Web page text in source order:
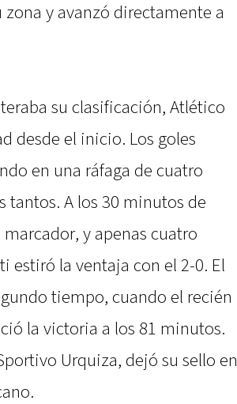
y avanzó directamente a
su clasificación, Atlético
desde el inicio. Los goles
en una ráfaga de cuatro
A los 30 minutos de
y apenas cuatro
estiró la ventaja con el 2-0. El
tiempo, cuando el recién
la victoria a los 81 minutos.
Urquiza, dejó su sello en